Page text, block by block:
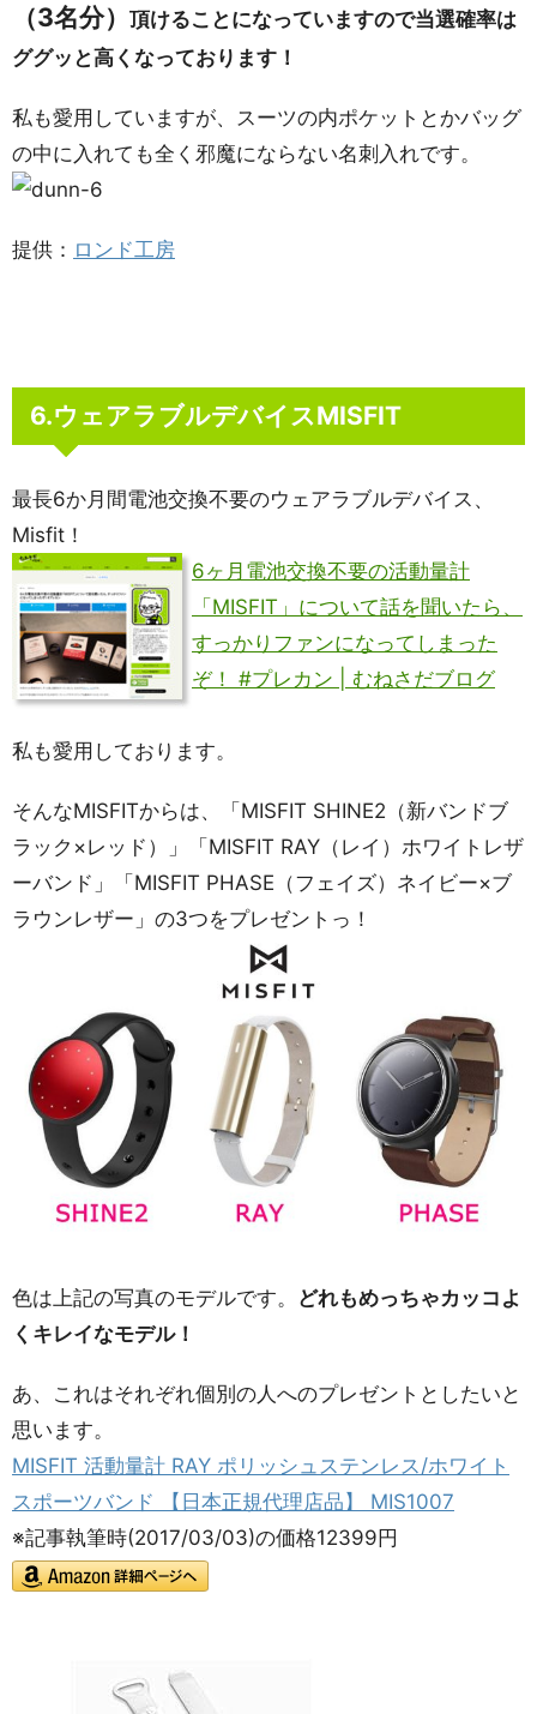
（3名分） 頂けることになっていますので当選確率は
ググッと高くなっております！
私も愛用していますが、スーツの内ポケットとかバッグ
の中に入れても全く邪魔にならない名刺入れです。
提供： ロンド工房
6.ウェアラブルデバイスMISFIT
最長6か月間電池交換不要のウェアラブルデバイス、
Misfit！
6ヶ月電池交換不要の活動量計
「MISFIT」について話を聞いたら、
すっかりファンになってしまった
ぞ！ #プレカン | むねさだブログ
私も愛用しております。
そんなMISFITからは、「MISFIT SHINE2（新バンドブ
ラック×レッド）」「MISFIT RAY（レイ）ホワイトレザ
ーバンド」「MISFIT PHASE（フェイズ）ネイビー×ブ
ラウンレザー」の3つをプレゼントっ！
色は上記の写真のモデルです。 どれもめっちゃカッコよ
くキレイなモデル！
あ、これはそれぞれ個別の人へのプレゼントとしたいと
思います。
MISFIT 活動量計 RAY ポリッシュステンレス/ホワイト
スポーツバンド 【日本正規代理店品】 MIS1007
※記事執筆時(2017/03/03)の価格12399円